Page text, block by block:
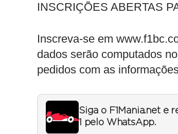
INSCRIÇÕES ABERTAS
Inscreva-se em
dados serão computados
pedidos com as
Siga o F1Mania.net e
1 pelo WhatsApp.